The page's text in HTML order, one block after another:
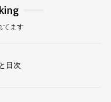
てます
目次